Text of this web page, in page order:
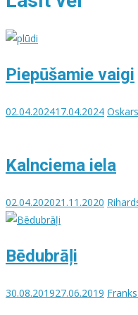
Piepūšamie vaigi
02.04.202417.04.2024
Kalnciema iela
02.04.202021.11.2020
Bēdubrāļi
30.08.201927.06.2019